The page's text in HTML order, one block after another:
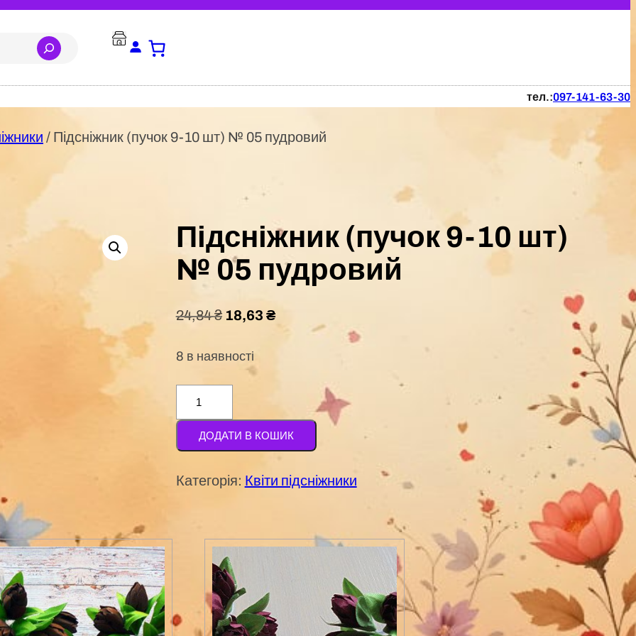
тел.:097-141-63-30
/ Підсніжник (пучок 9-10 шт) № 05 пудровий
Підсніжник (пучок 9-10 шт)
№ 05 пудровий
24,84₴ 18,63 ₴
8 в наявності
Підсніжник
(пучок
9-
пудровий
кількість
ДОДАТИ В КОШИК
Категорія: Квіти підсніжники